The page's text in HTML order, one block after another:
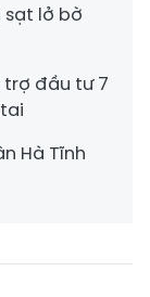
sạt lở bờ
trợ đầu tư 7
Hà Tĩnh